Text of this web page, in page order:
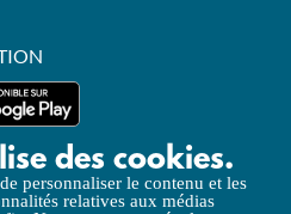
des cookies.
personnaliser le contenu et les
relatives aux médias